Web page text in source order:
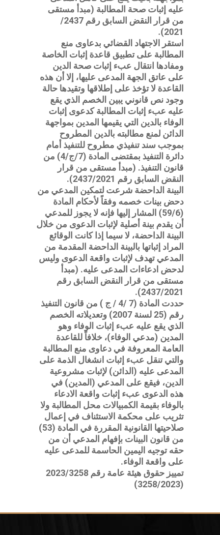
عليه إثبات صحة المطالبة (مبدأ مستقى
من قرار النقض السابق رقم 2437/
2021).
استقر الاجتهاد القضائي بدعاوى منع
المطالبة على تطبيق قاعدة إثبات الخاصة
ومفادها انتقال عبء إثبات صحة الدين
على عاتق الجهة المدعى عليها، إلا أن هذه
القاعدة لا تؤخذ على إطلاقها وتقيدها حالة
وجود نص قانوني يبين الخصم الذي يقع
عليه عبء إثبات المطالبة كدعوى إثبات
الوفاء بالدين التي يقيمها المدين بمواجهة
الدائن لمنع مطالبته بالدين المطروح
بموجب سند تنفيذي مطروح للتنفيذ أمام
دائرة التنفيذ بمقتضى المادة (7/ج/4) من
قانون التنفيذ. (مبدأ مستقى من قرار
النقض السابق رقم 2437/2021).
البينة الداحضة شرعت لتمكين المدعي من
دحض بينات خصمه وفقاً لأحكام المادة
(59/6) المشار إليها فإنه لا يجوز للمدعي
أن يقدم بينة أصلية لإثبات الدعوى من خلال
البينة الداحضة، لا سيما إذا كانت الوقائع
المراد إثباتها بالبينة الداحضة المقدمة من
المدعي تهدف لإثبات واقعة الدعوى وليس
لدحض ادعاءات المدعى عليه. (مبدأ
مستقى من قرار النقض السابق رقم
2437/2021).
حددت المادة (7 /4 / ج ) من قانون التنفيذ
رقم (25 لسنة 2007) وتعديلاته الخصم
الذي يقع عليه عبء إثبات الوفاء وهو
المدين (مدعي الوفاء)، خلافاً للقاعدة
العامة المعروفة في دعاوى منع المطالبة
والتي تنقل عبء إثبات انشغال الذمة على
المدعى عليه (الدائن) لإثبات مشروعية
الدين، فيقع على المدعي (المدين) في
هذه الدعوى عبء إثبات واقعة الادعاء
بالوفاء بقيمة الكمبيالات محل المطالبة ولا
تثريب على محكمة الاستئناف في إعمال
صلاحيتها القانونية المقررة في المادة (53)
من قانون البينات بإفهام المدعي أن من
حقه توجيه اليمين الحاسمة للمدعى عليه
على واقعة الوفاء.
تمييز حقوق هيئة عامة رقم 2023/3258
(3258/2023)